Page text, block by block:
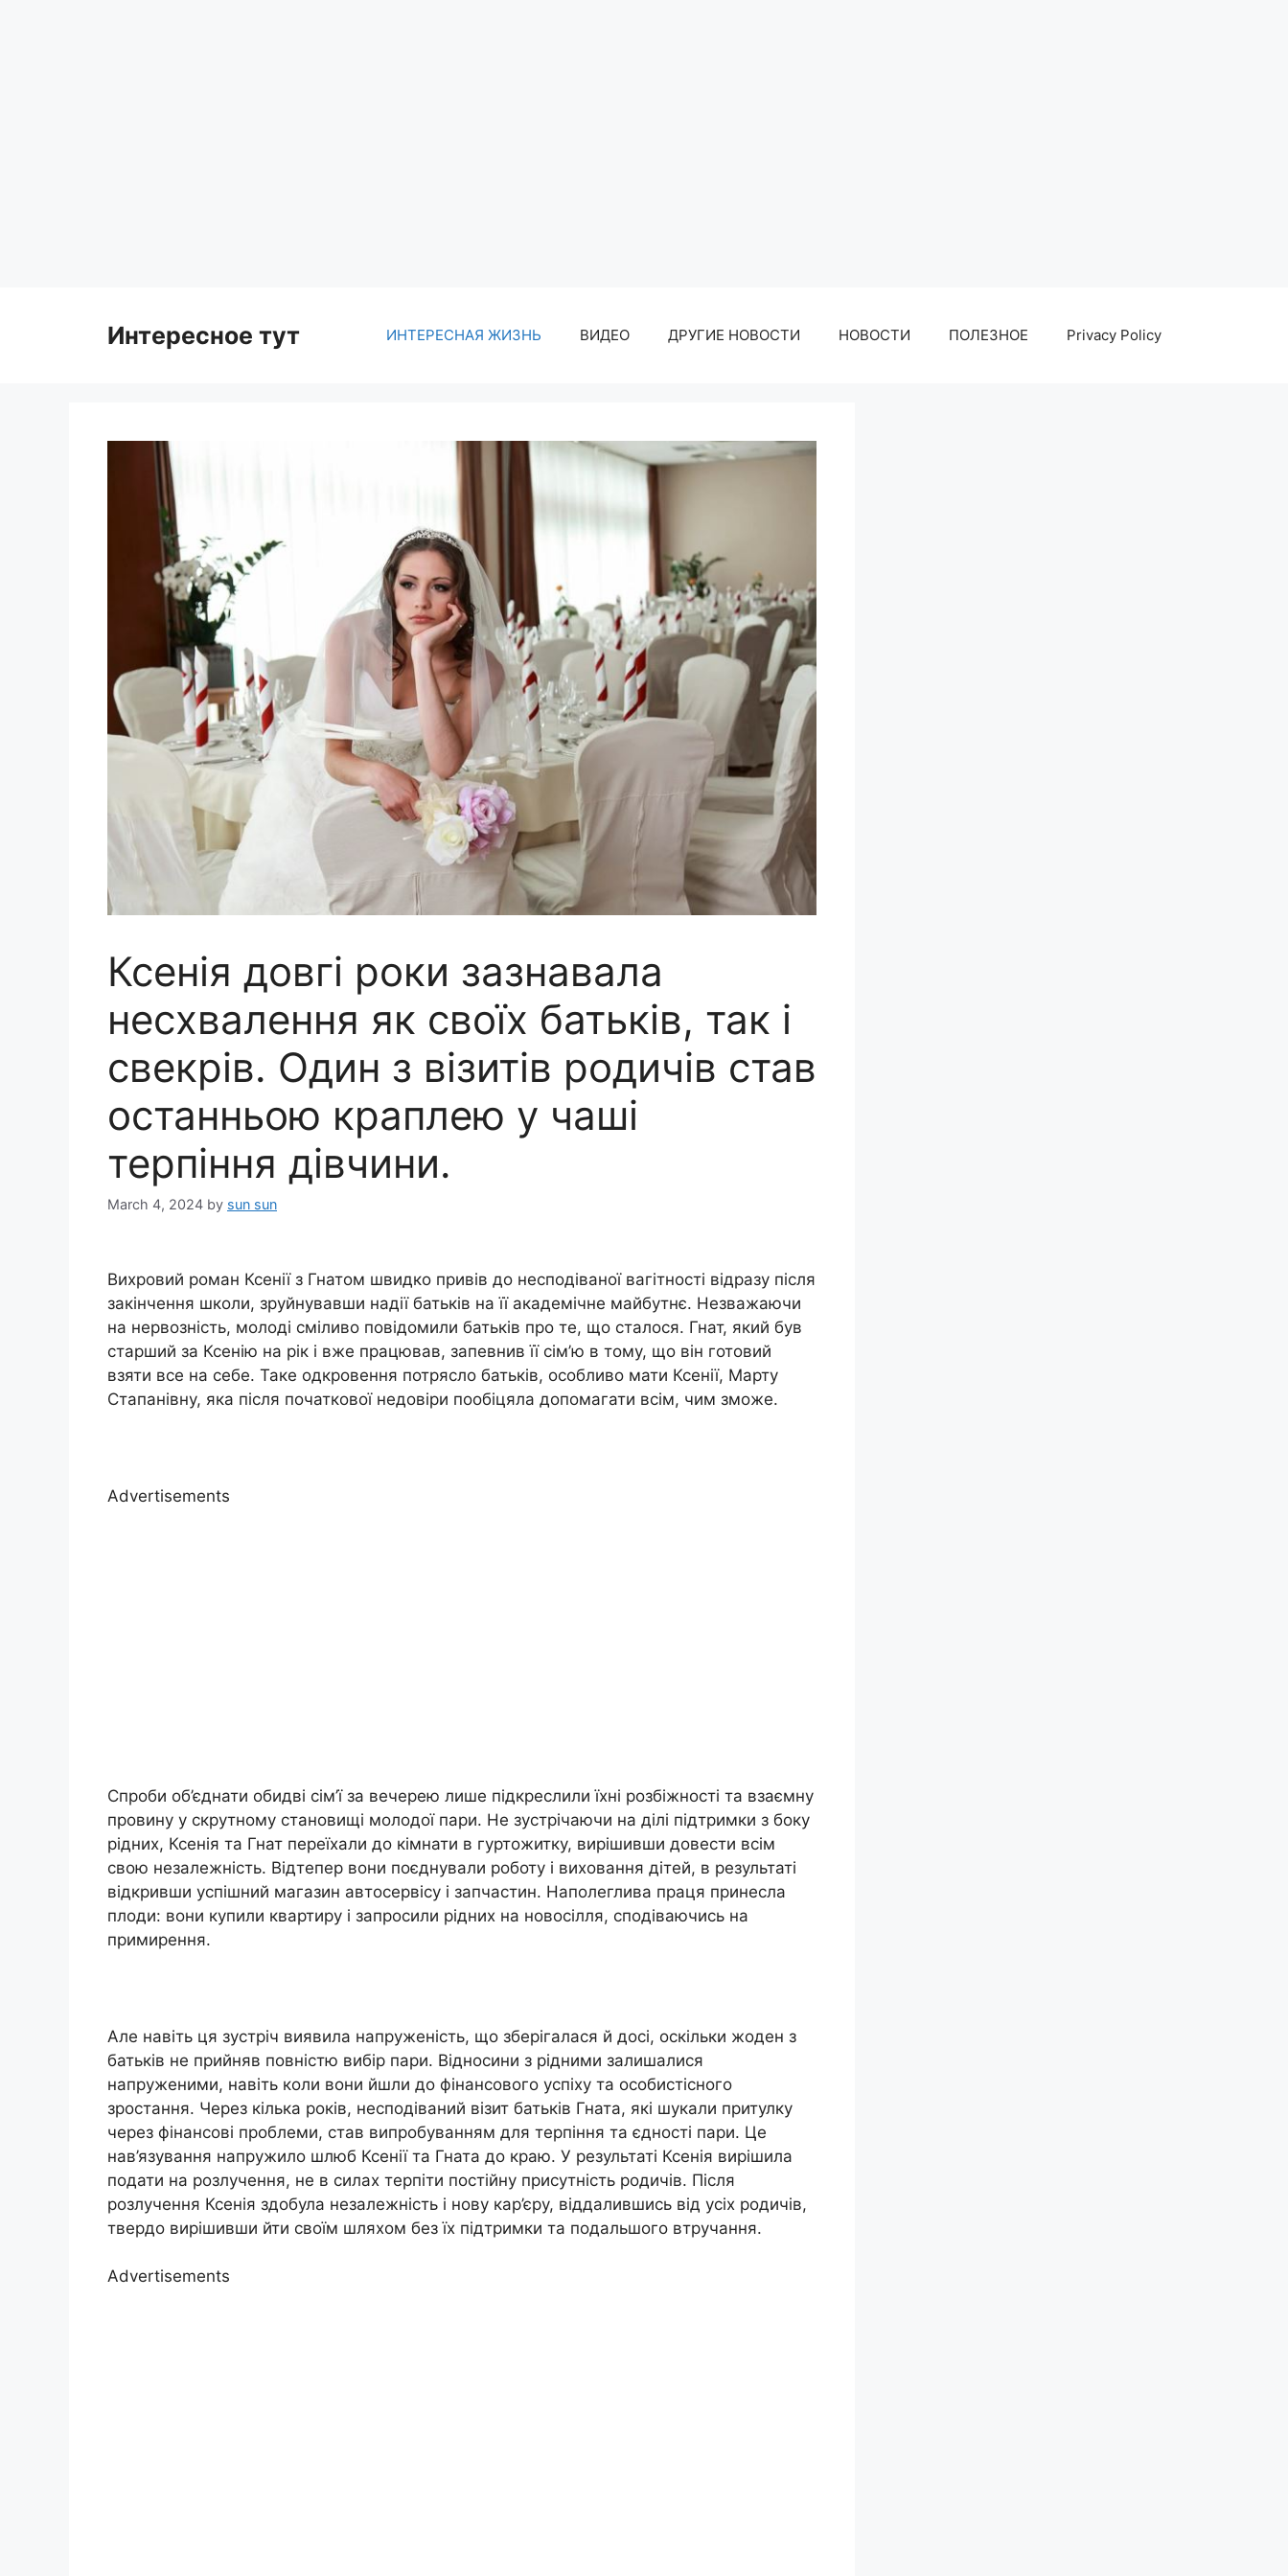
Интересное тут ИНТЕРЕСНАЯ ЖИЗНЬ ВИДЕО ДРУГИЕ НОВОСТИ НОВОСТИ ПОЛЕЗНОЕ Privacy Policy
Ксенія довгі роки зазнавала
несхвалення як своїх батьків, так і
свекрів. Один з візитів родичів став
останньою краплею у чаші
терпіння дівчини.
March 4, 2024 by sun sun
Вихровий роман Ксенії з Гнатом швидко привів до несподіваної вагітності відразу після
закінчення школи, зруйнувавши надії батьків на її академічне майбутнє. Незважаючи
на нервозність, молоді сміливо повідомили батьків про те, що сталося. Гнат, який був
старший за Ксенію на рік і вже працював, запевнив її сім’ю в тому, що він готовий
взяти все на себе. Таке одкровення потрясло батьків, особливо мати Ксенії, Марту
Стапанівну, яка після початкової недовіри пообіцяла допомагати всім, чим зможе.
Advertisements
Спроби об’єднати обидві сім’ї за вечерею лише підкреслили їхні розбіжності та взаємну
провину у скрутному становищі молодої пари. Не зустрічаючи на ділі підтримки з боку
рідних, Ксенія та Гнат переїхали до кімнати в гуртожитку, вирішивши довести всім
свою незалежність. Відтепер вони поєднували роботу і виховання дітей, в результаті
відкривши успішний магазин автосервісу і запчастин. Наполеглива праця принесла
плоди: вони купили квартиру і запросили рідних на новосілля, сподіваючись на
примирення.
Але навіть ця зустріч виявила напруженість, що зберігалася й досі, оскільки жоден з
батьків не прийняв повністю вибір пари. Відносини з рідними залишалися
напруженими, навіть коли вони йшли до фінансового успіху та особистісного
зростання. Через кілька років, несподіваний візит батьків Гната, які шукали притулку
через фінансові проблеми, став випробуванням для терпіння та єдності пари. Це
нав’язування напружило шлюб Ксенії та Гната до краю. У результаті Ксенія вирішила
подати на розлучення, не в силах терпіти постійну присутність родичів. Після
розлучення Ксенія здобула незалежність і нову кар’єру, віддалившись від усіх родичів,
твердо вирішивши йти своїм шляхом без їх підтримки та подальшого втручання.
Advertisements